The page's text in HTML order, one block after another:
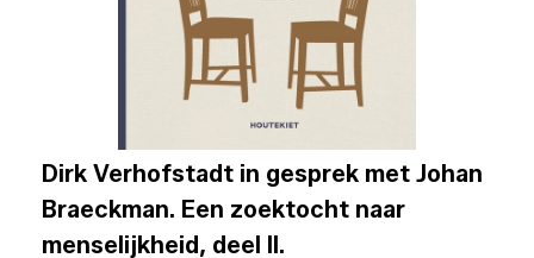
Dirk Verhofstadt in gesprek met Johan
Braeckman. Een zoektocht naar
menselijkheid, deel II.